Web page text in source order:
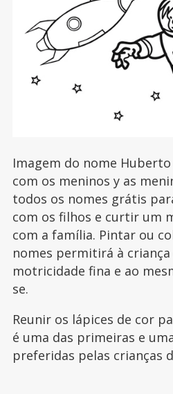
Imagem do nome
com os meninos y as
todos os nomes grátis
com os filhos e curtir um
com a família. Pintar ou
nomes permitirá à
motricidade fina e ao
se.
Reunir os lápices de cor
é uma das primeiras e
preferidas pelas crianças